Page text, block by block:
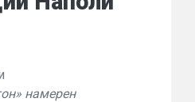
намерен